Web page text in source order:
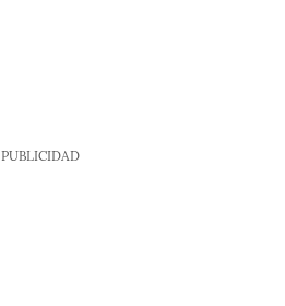
PUBLICIDAD